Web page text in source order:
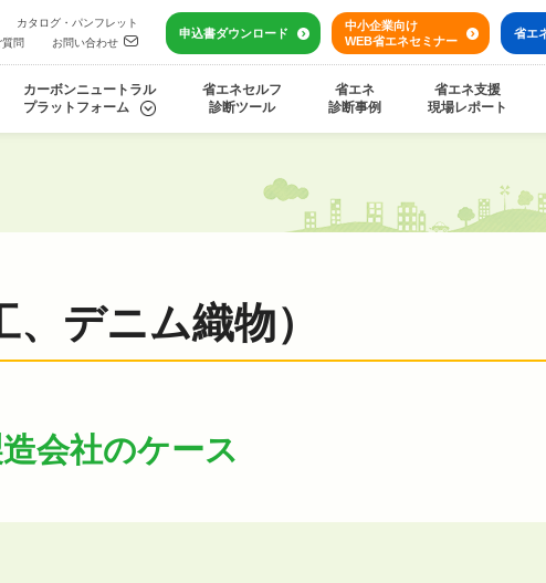
カタログ・パンフレット
質問
お問い合わせ
申込書ダウンロード
中小企業向け
WEB省エネセミナー
省エ
カーボンニュートラル
プラットフォーム
省エネセルフ
診断ツール
省エネ
診断事例
省エネ支援
現場レポート
デニム織物）
会社のケース